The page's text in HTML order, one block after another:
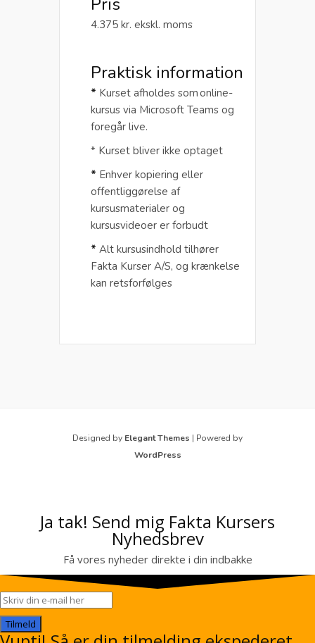
4.375 kr. ekskl. moms
Praktisk information
* Kurset afholdes som online-
kursus via Microsoft Teams og
foregår live.
* Kurset bliver ikke optaget
* Enhver kopiering eller
offentliggørelse af
kursusmaterialer og
kursusvideoer er forbudt
* Alt kursusindhold tilhører
Fakta Kurser A/S, og krænkelse
kan retsforfølges
Designed by Elegant Themes | Powered by
WordPress
Ja tak! Send mig Fakta Kursers
Nyhedsbrev
Få vores nyheder direkte i din indbakke
Tilmeld